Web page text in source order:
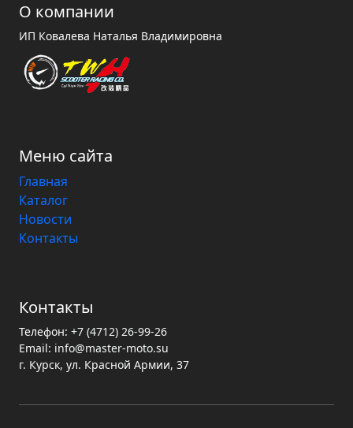
О компании
ИП Ковалева Наталья Владимировна
Меню сайта
Главная
Каталог
Новости
Контакты
Контакты
Телефон: +7 (4712) 26-99-26
Email: info@master-moto.su
г. Курск, ул. Красной Армии, 37